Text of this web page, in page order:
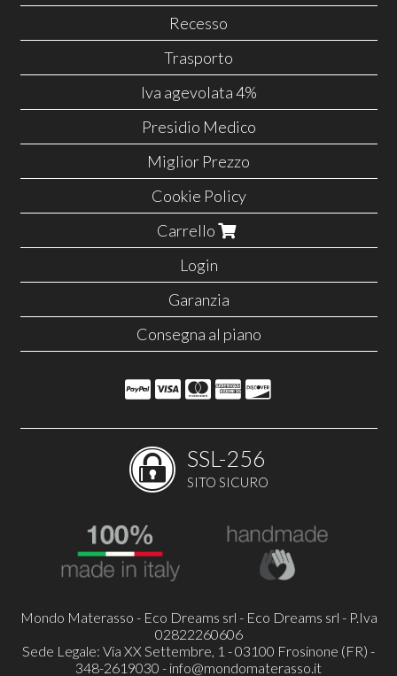
Recesso
Trasporto
Iva agevolata 4%
Presidio Medico
Miglior Prezzo
Cookie Policy
Carrello
Login
Garanzia
Consegna al piano
SSL-256
SITO SICURO
Mondo Materasso - Eco Dreams srl - Eco Dreams srl - P.Iva
02822260606
Sede Legale: Via XX Settembre, 1 - 03100 Frosinone (FR) -
348-2619030 - info@mondomaterasso.it